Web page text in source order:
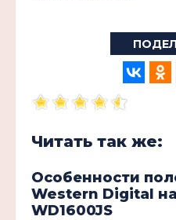
Читать так же:
Особенности
Western Digital
WD1600JS